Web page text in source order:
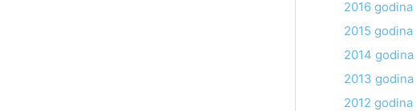
2016 godina
2015 godina
2014 godina
2013 godina
2012 godina